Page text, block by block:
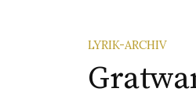
LYRIK-ARCHIV